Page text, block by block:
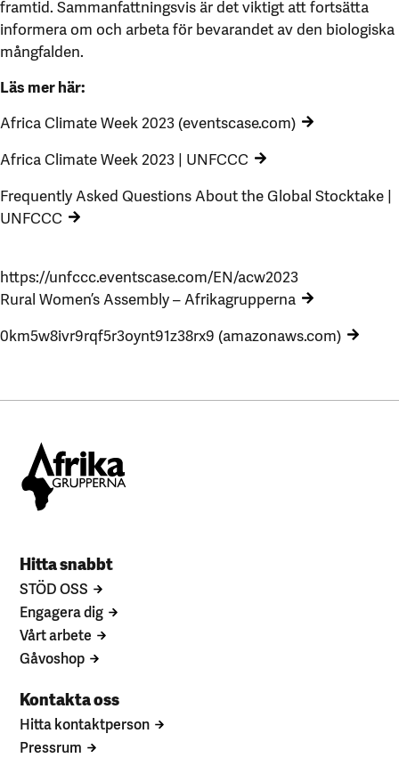
framtid. Sammanfattningsvis är det viktigt att fortsätta
informera om och arbeta för bevarandet av den biologiska
mångfalden.
Läs mer här:
Africa Climate Week 2023 (eventscase.com)
Africa Climate Week 2023 | UNFCCC
Frequently Asked Questions About the Global Stocktake |
UNFCCC
https://unfccc.eventscase.com/EN/acw2023
Rural Women’s Assembly – Afrikagrupperna
0km5w8ivr9rqf5r3oynt91z38rx9 (amazonaws.com)
Hitta snabbt
STÖD OSS
Engagera dig
Vårt arbete
Gåvoshop
Kontakta oss
Hitta kontaktperson
Pressrum